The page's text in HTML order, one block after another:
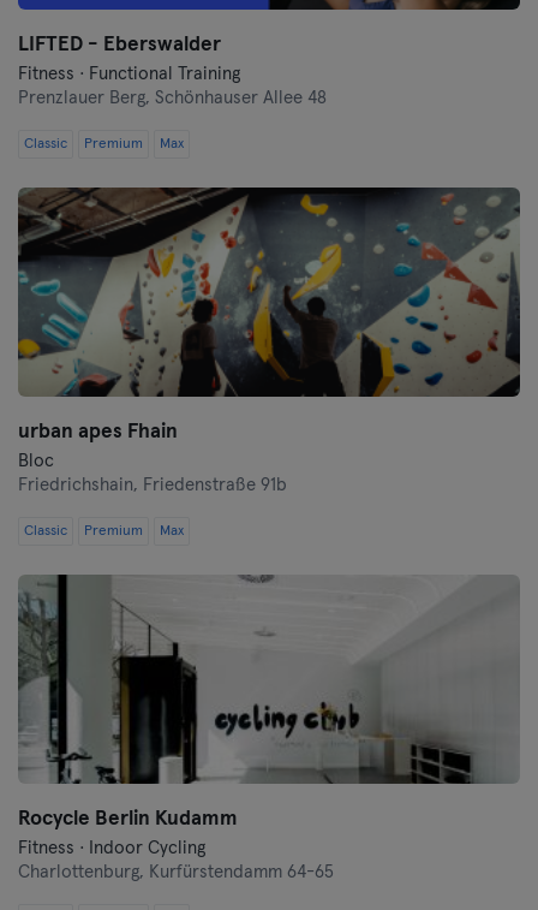
LIFTED - Eberswalder
Fitness · Functional Training
Prenzlauer Berg, Schönhauser Allee 48
Classic Premium Max
urban apes Fhain
Bloc
Friedrichshain, Friedenstraße 91b
Classic Premium Max
Rocycle Berlin Kudamm
Fitness · Indoor Cycling
Charlottenburg, Kurfürstendamm 64-65
Oberhausen
Passau
Ravensburg
Ratisbonne
Reutlingen
Rostock
Saarbrücken
Saarlouis
Siegen
Straubing
Stuttgart
Trier